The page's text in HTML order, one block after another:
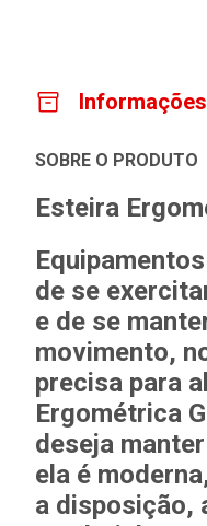
SOBRE O PRODUTO
Esteira
de se
e de se
movimento,
precisa para
Ergométrica
deseja
ela é
a disposição,